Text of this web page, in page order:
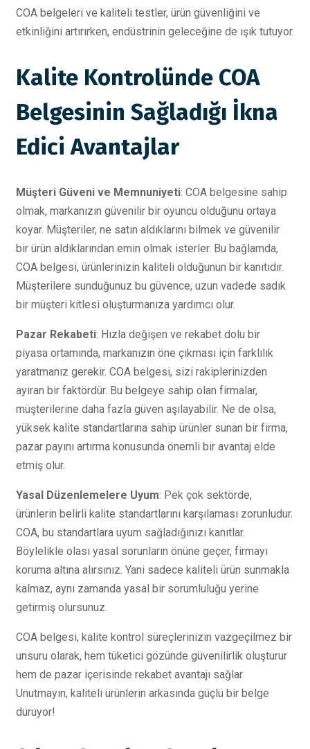
COA belgeleri ve kaliteli testler, ürün güvenliğini ve
etkinliğini artırırken, endüstrinin geleceğine de ışık tutuyor.
Kalite Kontrolünde COA
Belgesinin Sağladığı İkna
Edici Avantajlar
Müşteri Güveni ve Memnuniyeti: COA belgesine sahip
olmak, markanızın güvenilir bir oyuncu olduğunu ortaya
koyar. Müşteriler, ne satın aldıklarını bilmek ve güvenilir
bir ürün aldıklarından emin olmak isterler. Bu bağlamda,
COA belgesi, ürünlerinizin kaliteli olduğunun bir kanıtıdır.
Müşterilere sunduğunuz bu güvence, uzun vadede sadık
bir müşteri kitlesi oluşturmanıza yardımcı olur.
Pazar Rekabeti: Hızla değişen ve rekabet dolu bir
piyasa ortamında, markanızın öne çıkması için farklılık
yaratmanız gerekir. COA belgesi, sizi rakiplerinizden
ayıran bir faktördür. Bu belgeye sahip olan firmalar,
müşterilerine daha fazla güven aşılayabilir. Ne de olsa,
yüksek kalite standartlarına sahip ürünler sunan bir firma,
pazar payını artırma konusunda önemli bir avantaj elde
etmiş olur.
Yasal Düzenlemelere Uyum: Pek çok sektörde,
ürünlerin belirli kalite standartlarını karşılaması zorunludur.
COA, bu standartlara uyum sağladığınızı kanıtlar.
Böylelikle olası yasal sorunların önüne geçer, firmayı
koruma altına alırsınız. Yani sadece kaliteli ürün sunmakla
kalmaz, aynı zamanda yasal bir sorumluluğu yerine
getirmiş olursunuz.
COA belgesi, kalite kontrol süreçlerinizin vazgeçilmez bir
unsuru olarak, hem tüketici gözünde güvenilirlik oluşturur
hem de pazar içerisinde rekabet avantajı sağlar.
Unutmayın, kaliteli ürünlerin arkasında güçlü bir belge
duruyor!